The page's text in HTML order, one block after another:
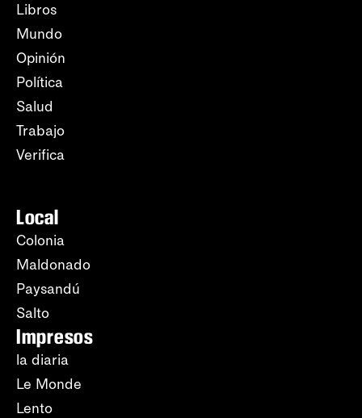
Libros
Mundo
Opinión
Política
Salud
Trabajo
Verifica
Local
Colonia
Maldonado
Paysandú
Salto
Impresos
la diaria
Le Monde
Lento